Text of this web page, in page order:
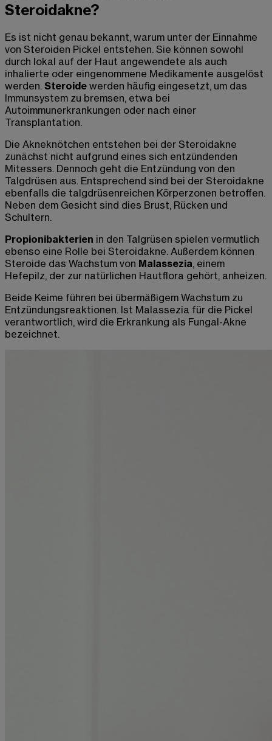
Steroidakne?
Es ist nicht genau bekannt, warum unter der Einnahme
von Steroiden Pickel entstehen. Sie können sowohl
durch lokal auf der Haut angewendete als auch
inhalierte oder eingenommene Medikamente ausgelöst
werden. Steroide werden häufig eingesetzt, um das
Immunsystem zu bremsen, etwa bei
Autoimmunerkrankungen oder nach einer
Transplantation.
Die Akneknötchen entstehen bei der Steroidakne
zunächst nicht aufgrund eines sich entzündenden
Mitessers. Dennoch geht die Entzündung von den
Talgdrüsen aus. Entsprechend sind bei der Steroidakne
ebenfalls die talgdrüsenreichen Körperzonen betroffen.
Neben dem Gesicht sind dies Brust, Rücken und
Schultern.
Propionibakterien in den Talgrüsen spielen vermutlich
ebenso eine Rolle bei Steroidakne. Außerdem können
Steroide das Wachstum von Malassezia, einem
Hefepilz, der zur natürlichen Hautflora gehört, anheizen.
Beide Keime führen bei übermäßigem Wachstum zu
Entzündungsreaktionen. Ist Malassezia für die Pickel
verantwortlich, wird die Erkrankung als Fungal-Akne
bezeichnet.